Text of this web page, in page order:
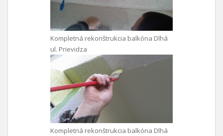
Kompletná rekonštrukcia balkóna Dlhá
ul. Prievidza
Kompletná rekonštrukcia balkóna Dlhá